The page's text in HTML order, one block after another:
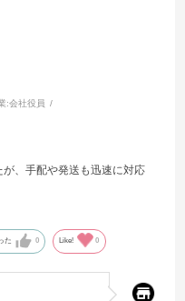
:会社役員
、手配や発送も迅速に対応
た 0 Like! 0